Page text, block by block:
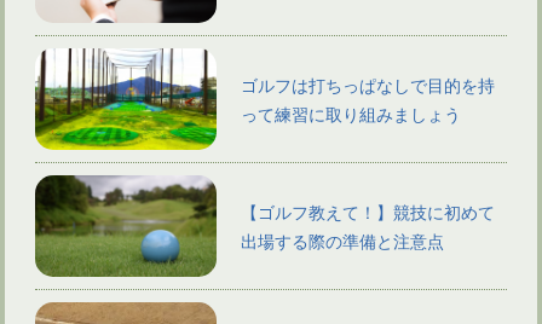
ゴルフは打ちっぱなしで目的を持
って練習に取り組みましょう
【ゴルフ教えて！】競技に初めて
出場する際の準備と注意点